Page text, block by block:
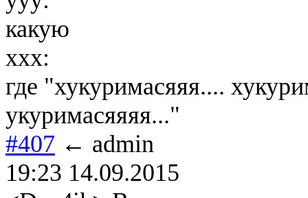
какую
xxx:
где "хукуримасяяя....
укуримасяяяя..."
#407 ← admin
19:23 14.09.2015